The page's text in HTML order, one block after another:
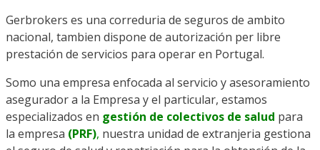
Gerbrokers es una correduria de seguros de ambito
nacional, tambien dispone de autorización per libre
prestación de servicios para operar en Portugal.
Somo una empresa enfocada al servicio y asesoramiento
asegurador a la Empresa y el particular, estamos
especializados en gestión de colectivos de salud para
la empresa (PRF), nuestra unidad de extranjeria gestiona